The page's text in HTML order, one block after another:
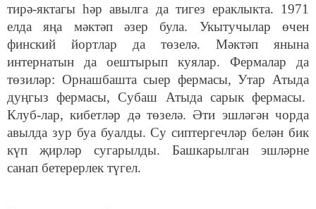
тирә-яктагы һәр авылга да тигез ераклыкта. 1971
елда яңа мәктәп әзер була. Укытучылар өчен
финский йортлар да төзелә. Мәктәп янына
интернатын да оештырып куялар. Фермалар да
төзиләр: Орнашбашта сыер фермасы, Утар Атыда
дуңгыз фермасы, Субаш Атыда сарык фермасы.
Клуб-лар, кибетләр дә төзелә. Әти эшләгән чорда
авылда зур буа буалды. Су сиптергечләр белән бик
күп җирләр сугарылды. Башкарылган эшләрне
санап бетерерлек түгел.